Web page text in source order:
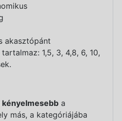
akasztópánt
1,5, 3, 4,8, 6, 10,
kényelmesebb a
más, a kategóriájába